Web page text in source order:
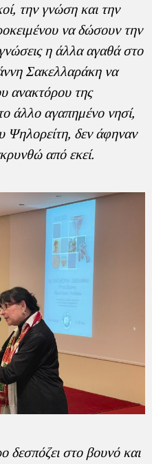
την γνώση και την
να δώσουν την
η άλλα αγαθά στο
Σακελλαράκη να
ανακτόρου της
άλλο αγαπημένο νησί,
Ψηλορείτη, δεν άφηναν
από εκεί.
στο βουνό και